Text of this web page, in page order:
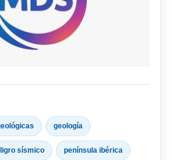
geología
sísmico península ibérica